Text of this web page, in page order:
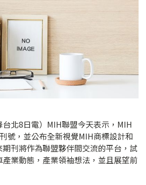
台北8日電）MIH聯盟今天表示，MIH
號，並公布全新視覺MIH商標設計和
刊將作為聯盟夥伴間交流的平台，試
業動態，產業領袖想法，並且展望前